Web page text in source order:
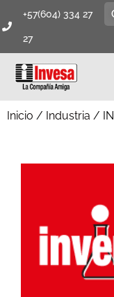
+57(604) 334 27
27
Inicio / Industria /